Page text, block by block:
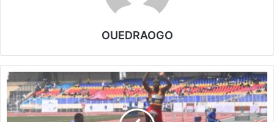
OUEDRAOGO
J
e
u
x